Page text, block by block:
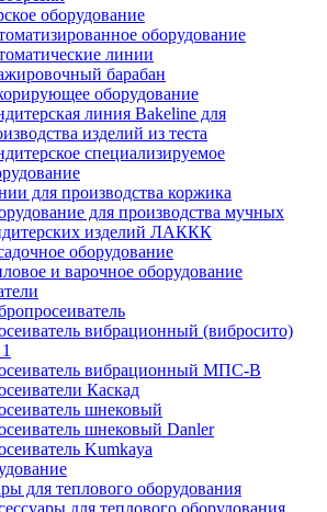
оборудование
оборудование
линии
барабан
оборудование
линия Bakeline для
изделий из теста
специализируемое
для производства коржика
для производства мучных
изделий ЛАККК
оборудование
и варочное оборудование
вибрационный (вибросито)
вибрационный МПС-В
Каскад
шнековый
шнековый Danler
Kumkaya
для теплового оборудования
для теплового оборудования